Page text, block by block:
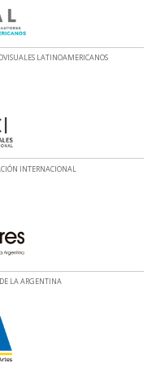
LATINOAMERICANOS
INTERNACIONAL
LA ARGENTINA